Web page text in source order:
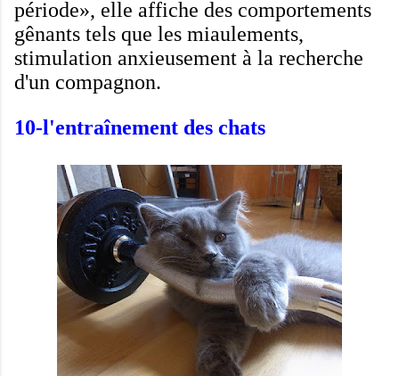
période», elle affiche des comportements
gênants tels que les miaulements,
stimulation anxieusement à la recherche
d'un compagnon.
10-l'entraînement des chats